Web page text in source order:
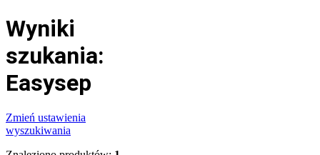
Wyniki
szukania:
Easysep
Zmień ustawienia
wyszukiwania